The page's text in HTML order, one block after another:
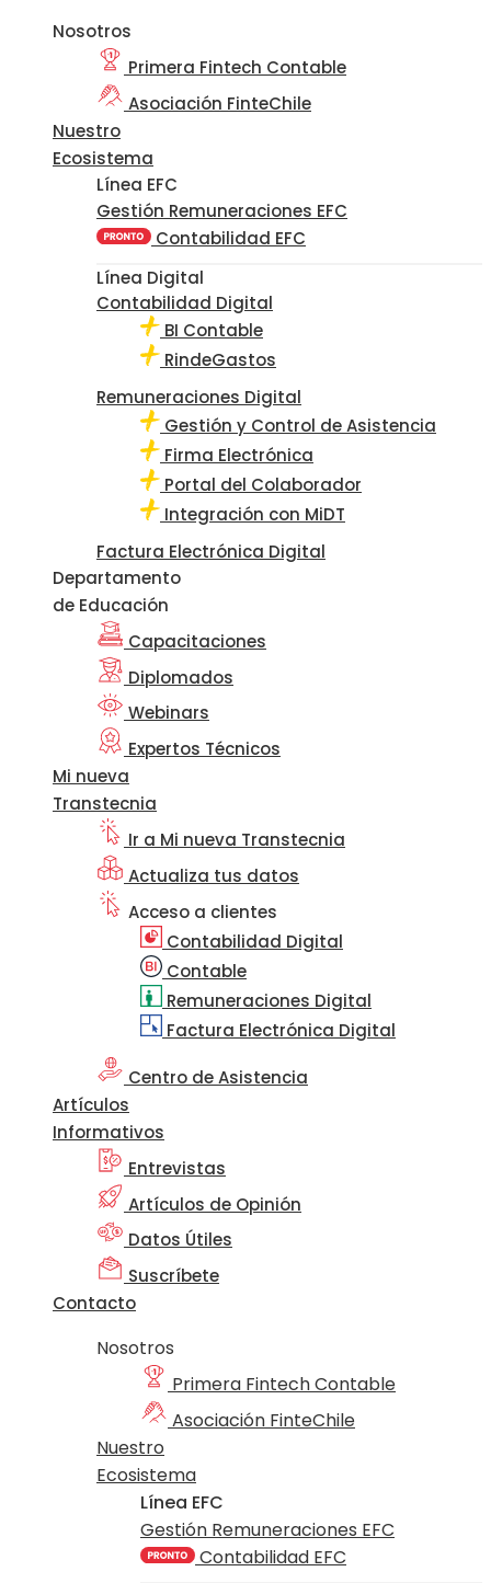
Nosotros
Primera Fintech Contable
Asociación FinteChile
Nuestro
Ecosistema
Línea EFC
Gestión Remuneraciones EFC
Contabilidad EFC
Línea Digital
Contabilidad Digital
BI Contable
RindeGastos
Remuneraciones Digital
Gestión y Control de Asistencia
Firma Electrónica
Portal del Colaborador
Integración con MiDT
Factura Electrónica Digital
Departamento
de Educación
Capacitaciones
Diplomados
Webinars
Expertos Técnicos
Mi nueva
Transtecnia
Ir a Mi nueva Transtecnia
Actualiza tus datos
Acceso a clientes
Contabilidad Digital
Contable
Remuneraciones Digital
Factura Electrónica Digital
Centro de Asistencia
Artículos
Informativos
Entrevistas
Artículos de Opinión
Datos Útiles
Suscríbete
Contacto
Nosotros
Primera Fintech Contable
Asociación FinteChile
Nuestro
Ecosistema
Línea EFC
Gestión Remuneraciones EFC
Contabilidad EFC